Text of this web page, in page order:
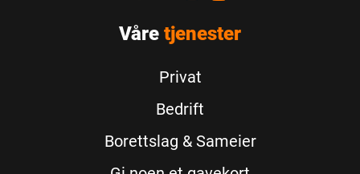
Facebook
TwitterInstagram
Youtube
Våre tjenester
Privat
Bedrift
Borettslag & Sameier